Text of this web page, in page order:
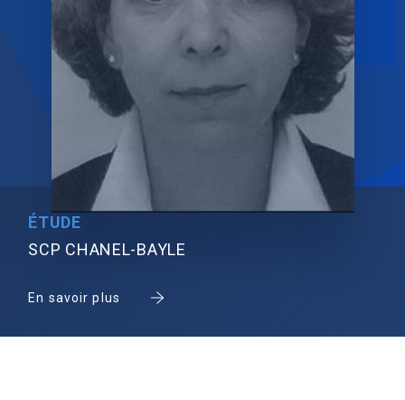
ÉTUDE
SCP CHANEL-BAYLE
En savoir plus